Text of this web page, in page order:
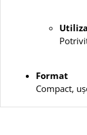
Format
Compact,